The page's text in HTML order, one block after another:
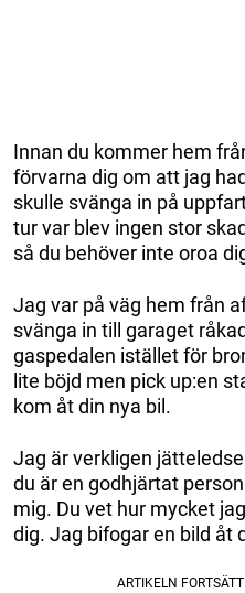
Innan du kommer hem
förvarna dig om att jag
skulle svänga in på
tur var blev ingen stor
så du behöver inte oroa
Jag var på väg hem från
svänga in till garaget
gaspedalen istället för
lite böjd men pick up:en
kom åt din nya bil.
Jag är verkligen
du är en godhjärtat
mig. Du vet hur mycket
dig. Jag bifogar en bild åt